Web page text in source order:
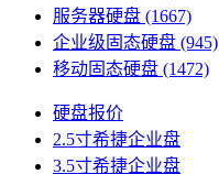
服务器硬盘 (1667)
企业级固态硬盘 (945)
移动固态硬盘 (1472)
硬盘报价
2.5寸希捷企业盘
3.5寸希捷企业盘